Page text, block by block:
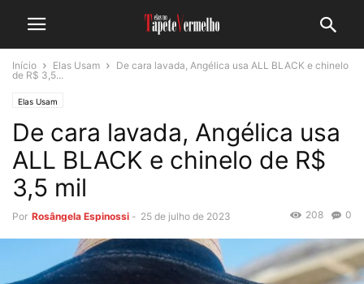
Início Elas Usam
De cara lavada, Angélica usa ALL BLACK e chinelo
de R$ 3,5...
Elas Usam
De cara lavada, Angélica usa
ALL BLACK e chinelo de R$
3,5 mil
Por Rosângela Espinossi - 25 de julho de 2023 0
208